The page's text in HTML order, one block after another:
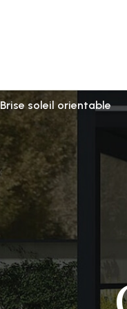
Brise soleil orientable